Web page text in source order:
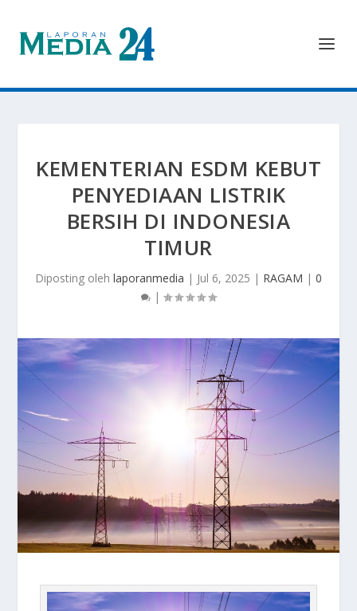
KEMENTERIAN ESDM KEBUT
PENYEDIAAN LISTRIK
BERSIH DI INDONESIA
TIMUR
Diposting oleh laporanmedia | Jul 6, 2025 | RAGAM | 0
|